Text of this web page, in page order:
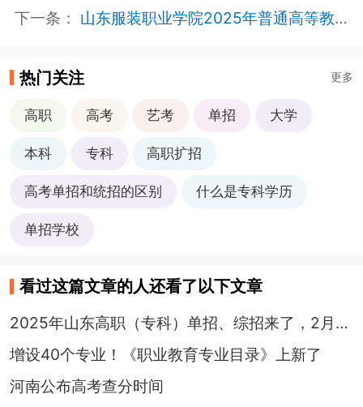
下一条： 山东服装职业学院2025年普通高等教育招生章程
热门关注 更多
高职 高考 艺考 单招 大学
本科 专科 高职扩招
高考单招和统招的区别 什么是专科学历
单招学校
看过这篇文章的人还看了以下文章
2025年山东高职（专科）单招、综招来了，2月18日开始报名
增设40个专业！《职业教育专业目录》上新了
河南公布高考查分时间